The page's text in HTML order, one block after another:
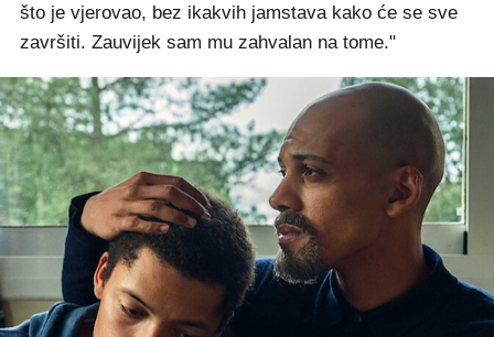
što je vjerovao, bez ikakvih jamstava kako će se sve
završiti. Zauvijek sam mu zahvalan na tome."